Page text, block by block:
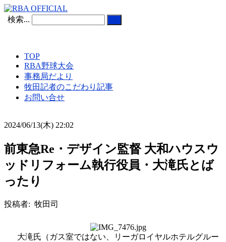
検索...
TOP
RBA野球大会
事務局だより
牧田記者のこだわり記事
お問い合せ
2024/06/13(木) 22:02
前東急Re・デザイン監督 大和ハウスウ
ッドリフォーム執行役員・大滝氏とば
ったり
投稿者: 牧田司
大滝氏（ガス室ではない、リーガロイヤルホテルグルー